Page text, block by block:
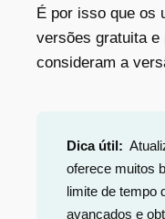
É por isso que os
versões gratuita e
consideram a
Dica útil:
oferece muitos
limite de tempo
avançados e